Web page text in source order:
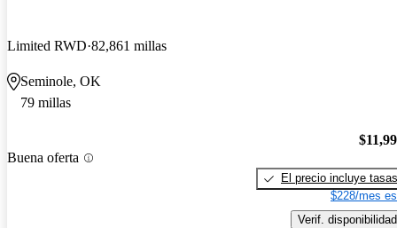
Limited RWD 82,861 millas
Seminole, OK
79 millas
Buena oferta
El precio incluye tasas
$228/mes
Verif. disponibilidad